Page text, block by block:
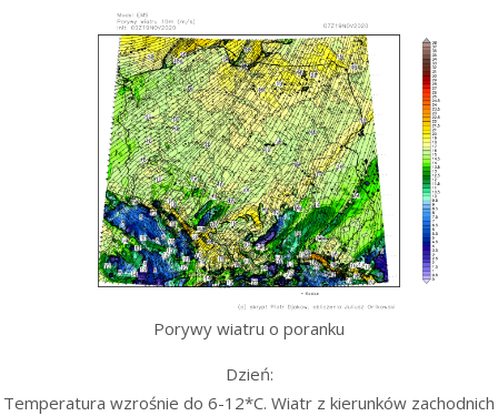
Porywy wiatru o poranku
Dzień:
Temperatura wzrośnie do 6-12*C. Wiatr z kierunków zachodnich